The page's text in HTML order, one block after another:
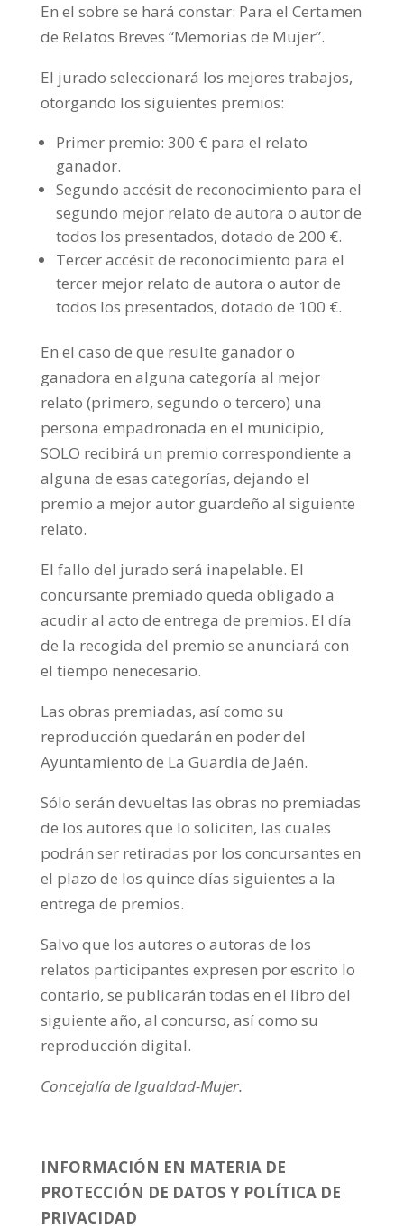
En el sobre se hará constar: Para el Certamen
de Relatos Breves “Memorias de Mujer”.
El jurado seleccionará los mejores trabajos,
otorgando los siguientes premios:
Primer premio: 300 € para el relato
ganador.
Segundo accésit de reconocimiento para el
segundo mejor relato de autora o autor de
todos los presentados, dotado de 200 €.
Tercer accésit de reconocimiento para el
tercer mejor relato de autora o autor de
todos los presentados, dotado de 100 €.
En el caso de que resulte ganador o
ganadora en alguna categoría al mejor
relato (primero, segundo o tercero) una
persona empadronada en el municipio,
SOLO recibirá un premio correspondiente a
alguna de esas categorías, dejando el
premio a mejor autor guardeño al siguiente
relato.
El fallo del jurado será inapelable. El
concursante premiado queda obligado a
acudir al acto de entrega de premios. El día
de la recogida del premio se anunciará con
el tiempo nenecesario.
Las obras premiadas, así como su
reproducción quedarán en poder del
Ayuntamiento de La Guardia de Jaén.
Sólo serán devueltas las obras no premiadas
de los autores que lo soliciten, las cuales
podrán ser retiradas por los concursantes en
el plazo de los quince días siguientes a la
entrega de premios.
Salvo que los autores o autoras de los
relatos participantes expresen por escrito lo
contario, se publicarán todas en el libro del
siguiente año, al concurso, así como su
reproducción digital.
Concejalía de Igualdad-Mujer.
INFORMACIÓN EN MATERIA DE
PROTECCIÓN DE DATOS Y POLÍTICA DE
PRIVACIDAD